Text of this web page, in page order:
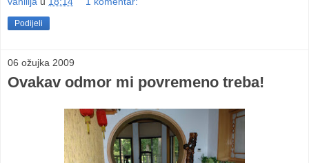
Podijeli
06 ožujka 2009
Ovakav odmor mi povremeno treba!